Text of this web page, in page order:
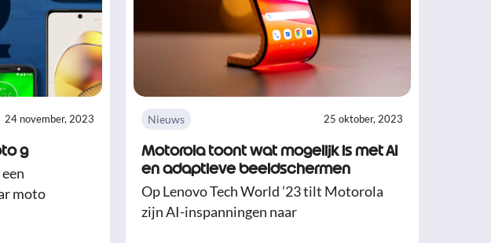
24 november, 2023
g
moto
Nieuws 25 oktober, 2023
Motorola toont wat mogelijk is met AI
en adaptieve beeldschermen
Op Lenovo Tech World ’23 tilt Motorola
zijn AI-inspanningen naar